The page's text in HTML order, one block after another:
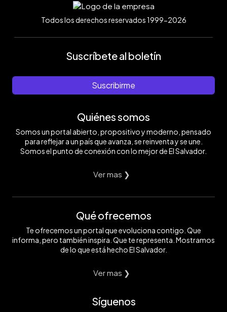
Todos los derechos reservados 1999-2026
Suscríbete al boletín
Suscribirme
Quiénes somos
Somos un portal abierto, propositivo y moderno, pensado
para reflejar a un país que avanza, se reinventa y se une.
Somos el punto de conexión con lo mejor de El Salvador.
Ver mas ❯
Qué ofrecemos
Te ofrecemos un portal que evoluciona contigo. Que
informa, pero también inspira. Que te representa. Mostramos
de lo que está hecho El Salvador.
Ver mas ❯
Síguenos